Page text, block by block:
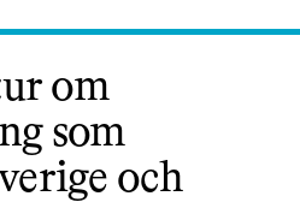
om
som
och